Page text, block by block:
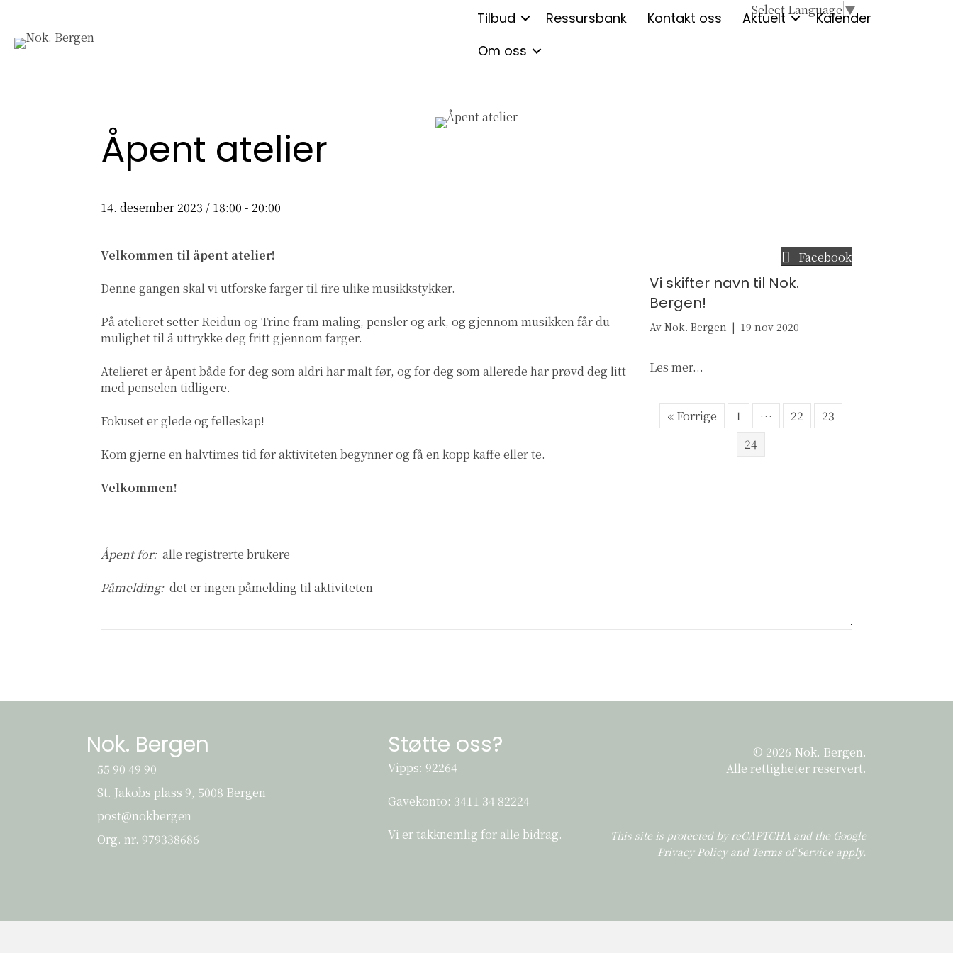
Select Language▼
Tilbud Ressursbank Kontakt oss Aktuelt
Kalender
Om oss
Åpent atelier
14. desember 2023 / 18:00 - 20:00
Velkommen til åpent atelier!
Denne gangen skal vi utforske farger til fire ulike musikkstykker.
På atelieret setter Reidun og Trine fram maling, pensler og ark, og gjennom musikken får du
mulighet til å uttrykke deg fritt gjennom farger.
Atelieret er åpent både for deg som aldri har malt før, og for deg som allerede har prøvd deg litt
med penselen tidligere.
Fokuset er glede og felleskap!
Kom gjerne en halvtimes tid før aktiviteten begynner og få en kopp kaffe eller te.
Velkommen!
Åpent for: alle registrerte brukere
Påmelding: det er ingen påmelding til aktiviteten
Facebook
Vi skifter navn til Nok.
Bergen!
Av Nok. Bergen | 19 nov 2020
Les mer...
« Forrige 1 … 22
23
24
Nok. Bergen
55 90 49 90
St. Jakobs plass 9, 5008 Bergen
St. Jakobs plass 9, 5008 Bergen
post@nokbergen
post@nokbergen
Org. nr. 979338686
Org. nr. 979338686
Støtte oss?
Vipps: 92264
Gavekonto: 3411 34 82224
Vi er takknemlig for alle bidrag.
© 2026 Nok. Bergen.
Alle rettigheter reservert.
This site is protected by reCAPTCHA and the Google
Privacy Policyand Terms of Serviceapply.